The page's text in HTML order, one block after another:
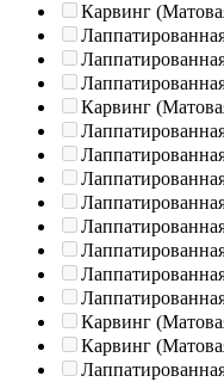
Карвинг
Карвинг
Карвинг
Карвинг